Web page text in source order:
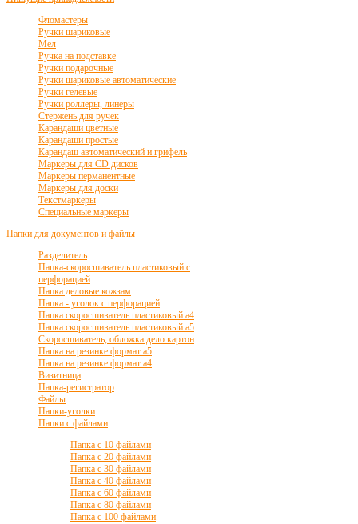
Фломастеры
Ручки шариковые
Мел
Ручка на подставке
Ручки подарочные
Ручки шариковые автоматические
Ручки гелевые
Ручки роллеры, линеры
Стержень для ручек
Карандаши цветные
Карандаши простые
Карандаш автоматический и грифель
Маркеры для CD дисков
Маркеры перманентные
Маркеры для доски
Текстмаркеры
Специальные маркеры
Папки для документов и файлы
Разделитель
Папка-скоросшиватель пластиковый с
перфорацией
Папка деловые кожзам
Папка - уголок с перфорацией
Папка скоросшиватель пластиковый а4
Папка скоросшиватель пластиковый а5
Скоросшиватель, обложка дело картон
Папка на резинке формат а5
Папка на резинке формат а4
Визитница
Папка-регистратор
Файлы
Папки-уголки
Папки с файлами
Папка с 10 файлами
Папка с 20 файлами
Папка с 30 файлами
Папка с 40 файлами
Папка с 60 файлами
Папка с 80 файлами
Папка с 100 файлами